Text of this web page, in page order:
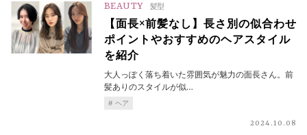
BEAUTY 髪型
【面長×前髪なし】長さ別の似合わせ
ポイントやおすすめのヘアスタイル
を紹介
大人っぽく落ち着いた雰囲気が魅力の面長さん。前
髪ありのスタイルが似…
ヘア
2024.10.08